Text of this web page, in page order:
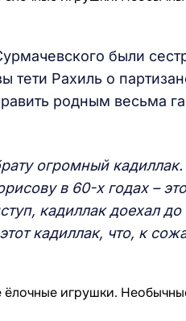
были
тети Рахиль о
родным весьма
огромный
в 60-х годах –
кадиллак доехал до
кадиллак, что, к